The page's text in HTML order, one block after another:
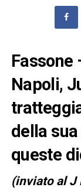
Fassone
Napoli,
della
queste
(inviato al J